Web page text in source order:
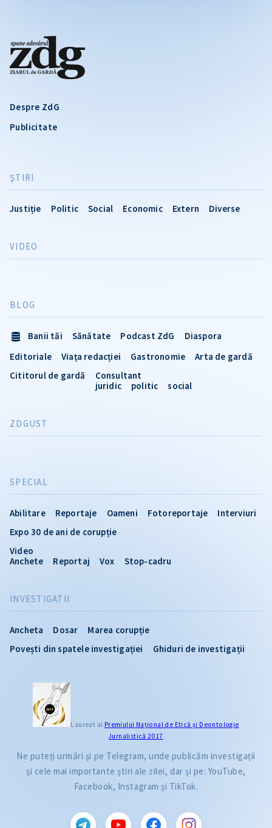
Despre ZdG
Publicitate
ŞTIRI
Justiție Politic Social Economic Extern Diverse
INVESTIGATII
Ancheta Dosar
Marea corupție
Povești din spatele investigației
Ghiduri de investigații
VIDEO
SPECIAL
Abilitare Reportaje Oameni Fotoreportaje
Interviuri
Expo 30 de ani de corupție
Video
Anchete
Reportaj Vox Stop-cadru
BLOG
Banii tăi Sănătate Podcast ZdG
Diaspora
Editoriale
Viața redacției Gastronomie
Arta de gardă
Cititorul de gardă
Consultant
juridic
politic social
ZDGUST
Laureat al Premiului Naţional de Etică și Deontologie
Jurnalistică 2017
Ne puteți urmări și pe Telegram, unde publicăm investigații
și cele mai importante știri ale zilei, dar și pe: YouTube,
Facebook, Instagram și TikTok.